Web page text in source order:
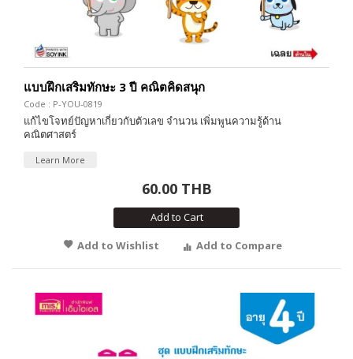
แบบฝึกเสริมทักษะ 3 ปี คณิตคิดสนุก
Code : P-YOU-0819
แก้ไขโจทย์ปัญหาเกี่ยวกับตัวเลข จำนวน เพิ่มพูนความรู้ด้าน
คณิตศาสตร์
Learn More
60.00 THB
Add to Cart
Add to Wishlist
Add to Compare